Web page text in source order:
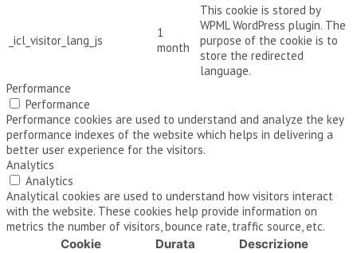
_icl_visitor_lang_js
1
month
This cookie is stored by
WPML WordPress plugin. The
purpose of the cookie is to
store the redirected
language.
Performance
Performance
Performance cookies are used to understand and analyze the key
performance indexes of the website which helps in delivering a
better user experience for the visitors.
Analytics
Analytics
Analytical cookies are used to understand how visitors interact
with the website. These cookies help provide information on
metrics the number of visitors, bounce rate, traffic source, etc.
Cookie
Durata Descrizione